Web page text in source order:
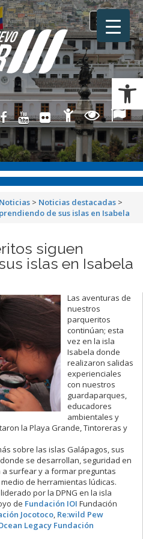
Toggle
Noticias > Noticias destacadas >
de sus islas en Isabela
siguen
islas en Isabela
Las aventuras de
nuestros
parqueritos
continúan; esta
vez en la isla
Isabela donde
realizaron salidas
experienciales
con nuestros
guardaparques,
educadores
ambientales y
la Playa Grande, Tintoreras y
sobre las islas Galápagos, sus
se desarrollan, seguridad en
surfear y a formar preguntas
de herramientas lúdicas.
por la DPNG en la isla
de Fundación IOI Fundación
Jocotoco Re:wild Pew
Legacy Fundación